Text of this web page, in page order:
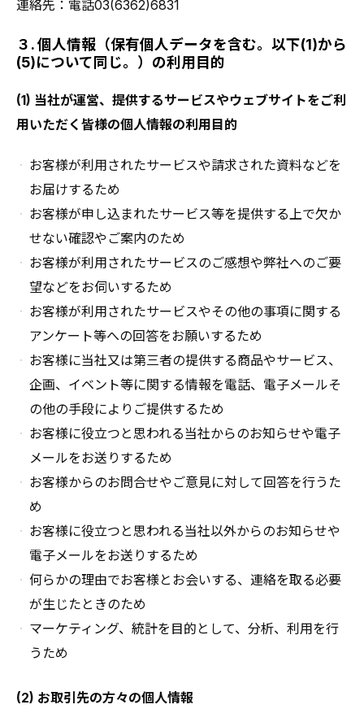
連絡先：電話03(6362)6831
３. 個人情報（保有個人データを含む。以下(1)から
(5)について同じ。）の利用目的
(1) 当社が運営、提供するサービスやウェブサイトをご利
用いただく皆様の個人情報の利用目的
お客様が利用されたサービスや請求された資料などを
お届けするため
お客様が申し込まれたサービス等を提供する上で欠か
せない確認やご案内のため
お客様が利用されたサービスのご感想や弊社へのご要
望などをお伺いするため
お客様が利用されたサービスやその他の事項に関する
アンケート等への回答をお願いするため
お客様に当社又は第三者の提供する商品やサービス、
企画、イベント等に関する情報を電話、電子メールそ
の他の手段によりご提供するため
お客様に役立つと思われる当社からのお知らせや電子
メールをお送りするため
お客様からのお問合せやご意見に対して回答を行うた
め
お客様に役立つと思われる当社以外からのお知らせや
電子メールをお送りするため
何らかの理由でお客様とお会いする、連絡を取る必要
が生じたときのため
マーケティング、統計を目的として、分析、利用を行
うため
(2) お取引先の方々の個人情報